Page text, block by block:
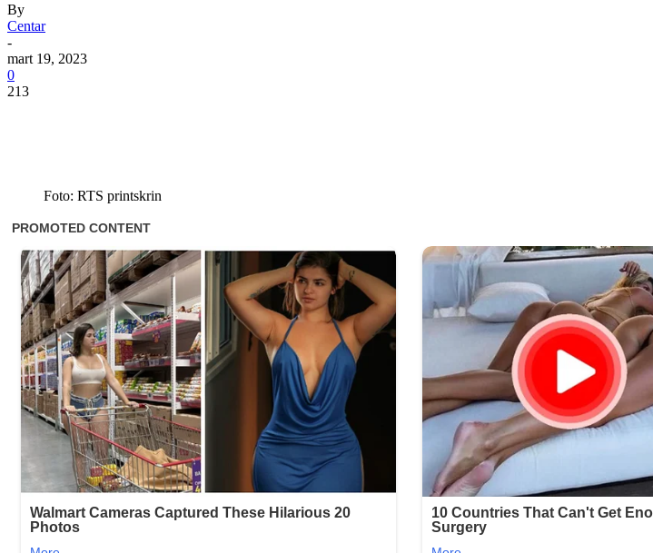
By
Centar
-
mart 19, 2023
0
213
Foto: RTS printskrin